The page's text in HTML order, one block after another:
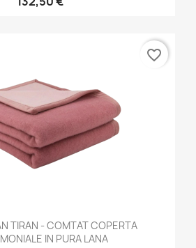
TIRAN - COMTAT COPERTA
IN PURA LANA
favorite_border